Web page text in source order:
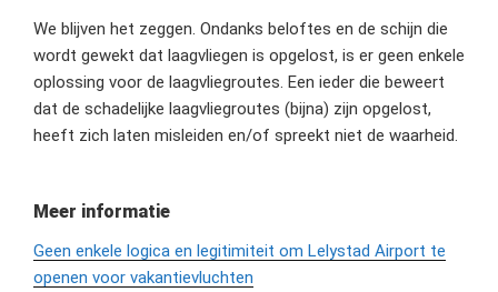
We blijven het zeggen. Ondanks beloftes en de schijn die
wordt gewekt dat laagvliegen is opgelost, is er geen enkele
oplossing voor de laagvliegroutes. Een ieder die beweert
dat de schadelijke laagvliegroutes (bijna) zijn opgelost,
heeft zich laten misleiden en/of spreekt niet de waarheid.
Meer informatie
Geen enkele logica en legitimiteit om Lelystad Airport te
openen voor vakantievluchten